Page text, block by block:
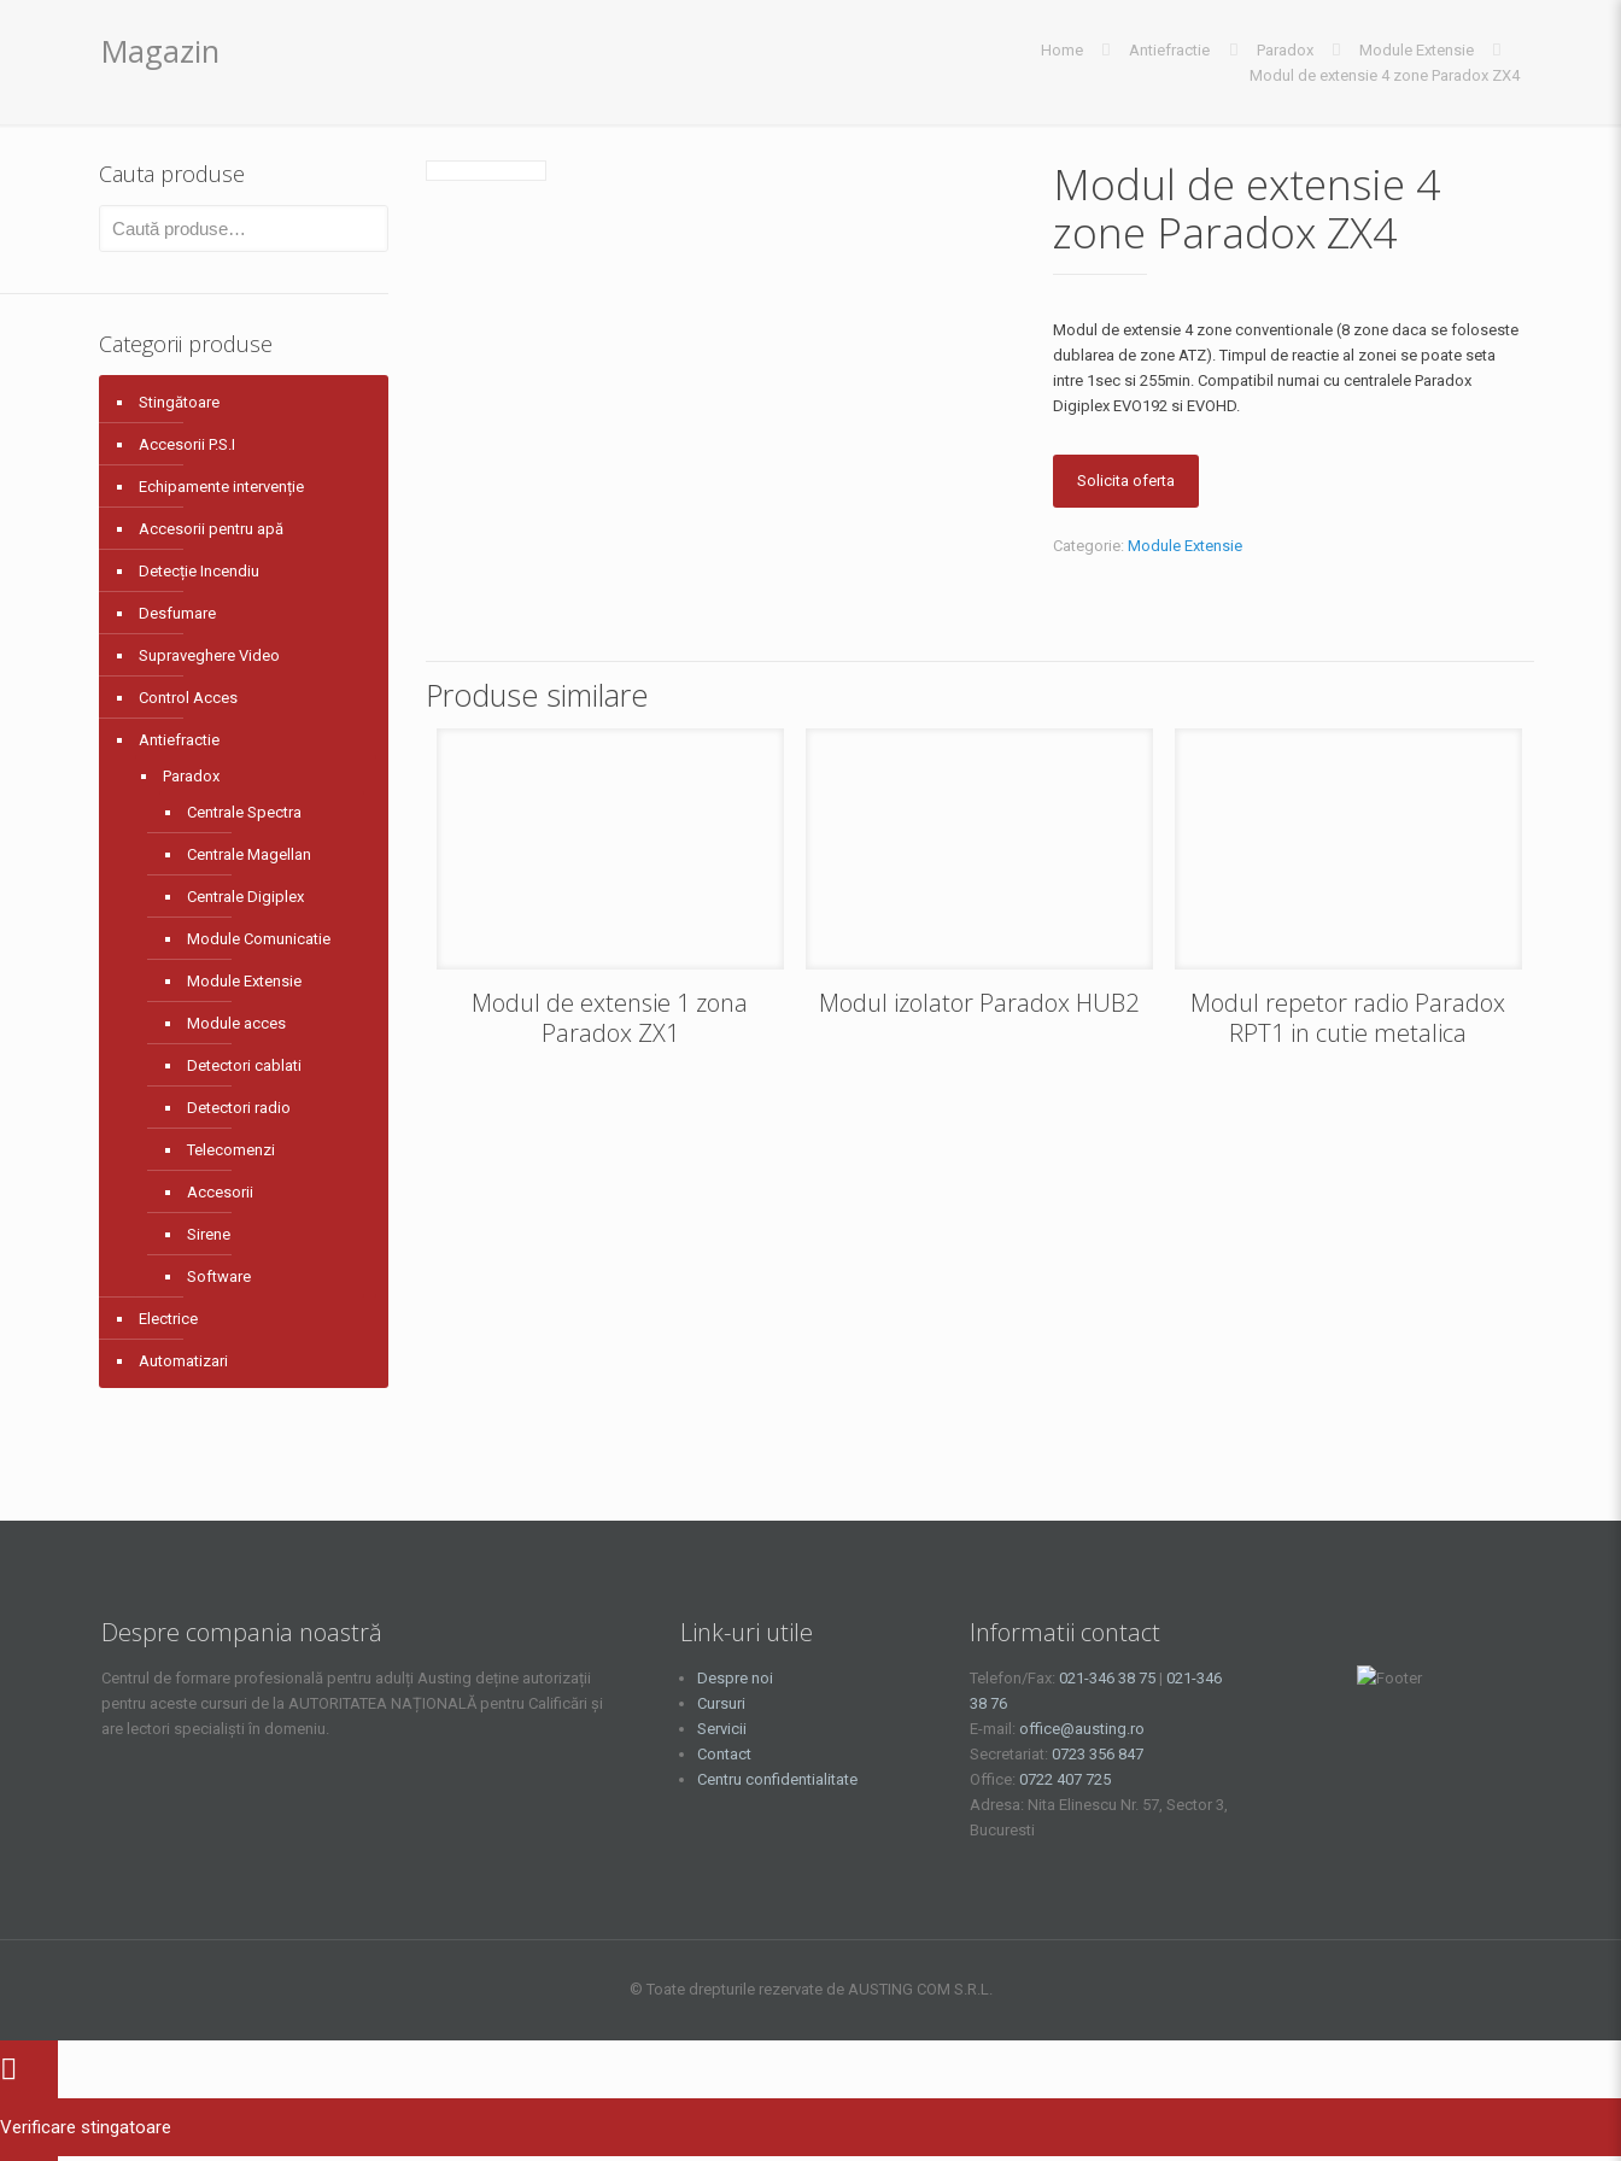
Magazin Home Antiefractie Paradox
Module Extensie
Modul de extensie 4 zone Paradox ZX4
Modul de extensie 4
zone Paradox ZX4
Modul de extensie 4 zone conventionale (8 zone daca se foloseste
dublarea de zone ATZ). Timpul de reactie al zonei se poate seta
intre 1sec si 255min. Compatibil numai cu centralele Paradox
Digiplex EVO192 si EVOHD.
Solicita oferta
Categorie: Module Extensie
Produse similare
Modul de extensie 1 zona
Paradox ZX1
Modul izolator Paradox HUB2
Modul repetor radio Paradox
RPT1 in cutie metalica
Cauta produse
Categorii produse
Stingătoare
Accesorii P.S.I
Echipamente intervenție
Accesorii pentru apă
Detecție Incendiu
Desfumare
Supraveghere Video
Control Acces
Antiefractie
Paradox
Centrale Spectra
Centrale Magellan
Centrale Digiplex
Module Comunicatie
Module Extensie
Module acces
Detectori cablati
Detectori radio
Telecomenzi
Accesorii
Sirene
Software
Electrice
Automatizari
Despre compania noastră
Centrul de formare profesională pentru adulți Austing deține autorizații
pentru aceste cursuri de la AUTORITATEA NAȚIONALĂ pentru Calificări și
are lectori specialiști în domeniu.
Link-uri utile
Despre noi
Cursuri
Servicii
Contact
Centru confidentialitate
Informatii contact
Telefon/Fax: 021-346 38 75 | 021-346
38 76
E-mail: office@austing.ro
Secretariat: 0723 356 847
Office: 0722 407 725
Adresa: Nita Elinescu Nr. 57, Sector 3,
Bucuresti
© Toate drepturile rezervate de AUSTING COM S.R.L.
Verificare stingatoare